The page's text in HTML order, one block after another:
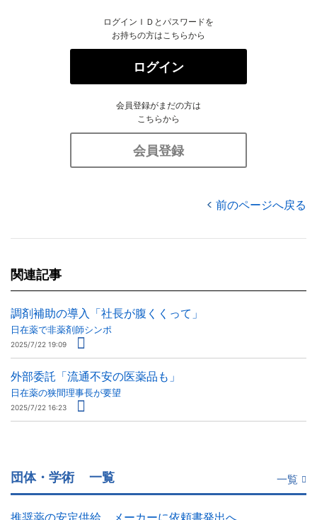
ログインＩＤとパスワードを
お持ちの方はこちらから
ログイン
会員登録がまだの方は
こちらから
会員登録
前のページへ戻る
関連記事
調剤補助の導入「社長が腹くくって」
日在薬で非薬剤師シンポ
2025/7/22 19:09
外部委託「流通不安の医薬品も」
日在薬の狭間理事長が要望
2025/7/22 16:23
団体・学術 一覧 一覧
推奨薬の安定供給、メーカーに依頼書発出へ